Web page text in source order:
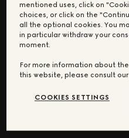
mentioned uses, click on
choices, or click on the
all the optional cookies. You
in particular withdraw your
moment.
For more information about
this website, please consult our
COOKIES SETTINGS